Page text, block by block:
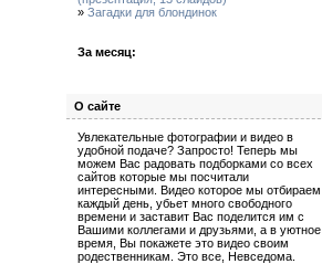
» Загадки для блондинок
За месяц:
О сайте
Увлекательные фотографии и видео в
удобной подаче? Запросто! Теперь мы
можем Вас радовать подборками со всех
сайтов которые мы посчитали
интересными. Видео которое мы отбираем
каждый день, убьет много свободного
времени и заставит Вас поделится им с
Вашими коллегами и друзьями, а в уютное
время, Вы покажете это видео своим
родественникам. Это все, Невседома.